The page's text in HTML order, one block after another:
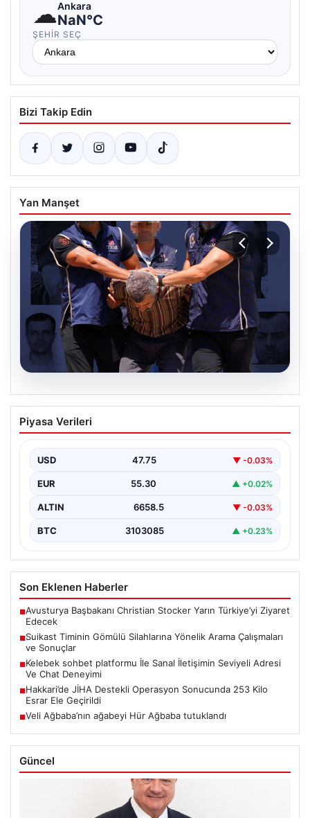
☁Ankara
NaN°C
ŞEHIR SEÇ
Bizi Takip Edin
Yan Manşet
08.08.2026
Suikast Timinin Gömülü Silahlarına
Yönelik Arama Çalışmaları ve Sonuçlar
yönelik planlanan suikast girişimine ilişkin yürütülen
soruşturma kapsamında,…
Piyasa Verileri
USD 47.75 ▼ -0.03%
EUR 55.30 ▲ +0.02%
ALTIN 6658.5 ▼ -0.03%
BTC 3103085 ▲ +0.23%
Son Eklenen Haberler
■Avusturya Başbakanı Christian Stocker Yarın Türkiye’yi Ziyaret
Edecek
■Suikast Timinin Gömülü Silahlarına Yönelik Arama Çalışmaları
ve Sonuçlar
■Kelebek sohbet platformu İle Sanal İletişimin Seviyeli Adresi
Ve Chat Deneyimi
■Hakkari’de JİHA Destekli Operasyon Sonucunda 253 Kilo
Esrar Ele Geçirildi
■Veli Ağbaba’nın ağabeyi Hür Ağbaba tutuklandı
Güncel